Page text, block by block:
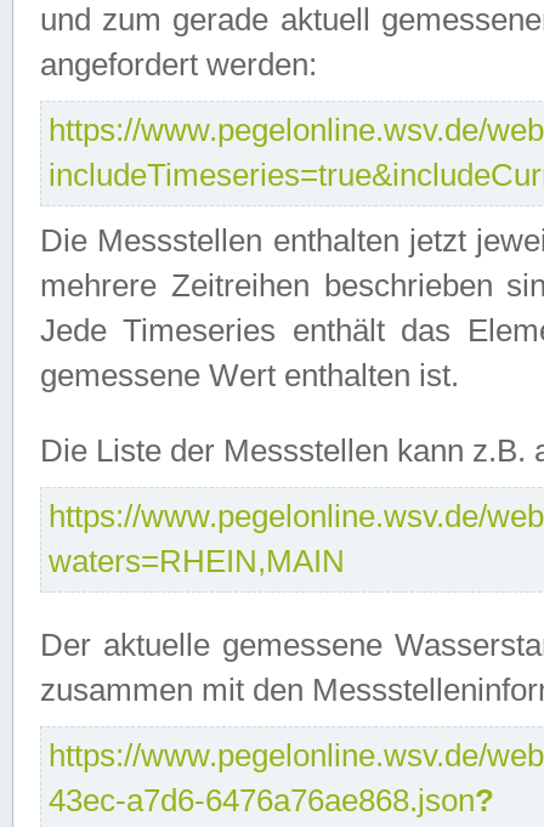
und zum gerade aktuell
angefordert werden:
https://www.pegelonline.wsv.de/
Die Messstellen enthalten jetzt
mehrere Zeitreihen beschrieben
Jede Timeseries enthält das
gemessene Wert enthalten ist.
Die Liste der Messstellen kann
https://www.pegelonline.wsv.de/
waters=RHEIN,MAIN
Der aktuelle gemessene
zusammen mit den
https://www.pegelonline.wsv.de/
43ec-a7d6-6476a76ae868.json?